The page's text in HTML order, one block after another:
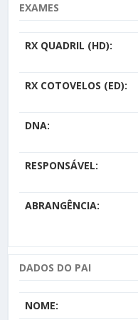
EXAMES
RX QUADRIL (HD):
RX COTOVELOS (ED):
DNA:
RESPONSÁVEL:
ABRANGÊNCIA:
DADOS DO PAI
NOME: